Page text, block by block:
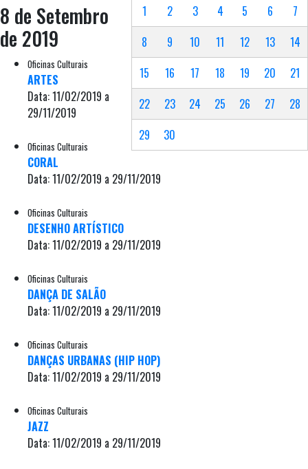
1
2 3 4 5 6
7
8
9 10 11 12 13
14
15
16 17 18 19 20
21
22
23 24 25 26 27
28
29
30
8 de Setembro
de 2019
Oficinas Culturais
ARTES
Data: 11/02/2019 a
29/11/2019
Oficinas Culturais
CORAL
Data: 11/02/2019 a 29/11/2019
Oficinas Culturais
DESENHO ARTÍSTICO
Data: 11/02/2019 a 29/11/2019
Oficinas Culturais
DANÇA DE SALÃO
Data: 11/02/2019 a 29/11/2019
Oficinas Culturais
DANÇAS URBANAS (HIP HOP)
Data: 11/02/2019 a 29/11/2019
Oficinas Culturais
JAZZ
Data: 11/02/2019 a 29/11/2019